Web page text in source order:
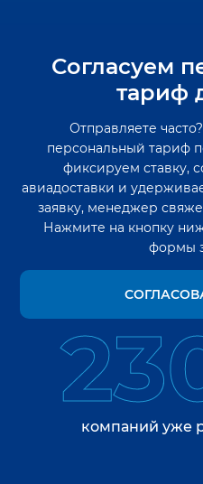
Согласуем
тариф
Отправляете
персональный тариф
фиксируем ставку,
авиадоставки и
заявку, менеджер
Нажмите на кнопку
формы
компаний уже